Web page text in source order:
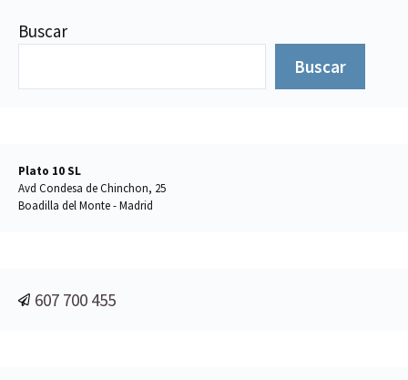
Buscar
Buscar
Plato 10 SL
Avd Condesa de Chinchon, 25
Boadilla del Monte - Madrid
607 700 455